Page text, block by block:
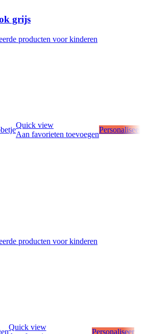
grijs
producten voor kinderen
Quick view
Aan favorieten toevoegen
Personaliseer
producten voor kinderen
Quick view
Personaliseer